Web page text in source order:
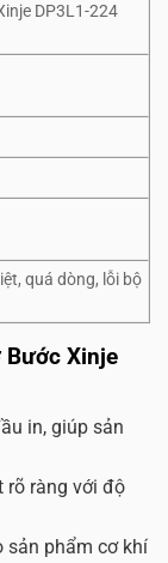
DP3L1-224
quá dòng, lỗi bộ
Bước Xinje
in, giúp sản
rõ ràng với độ
sản phẩm cơ khí